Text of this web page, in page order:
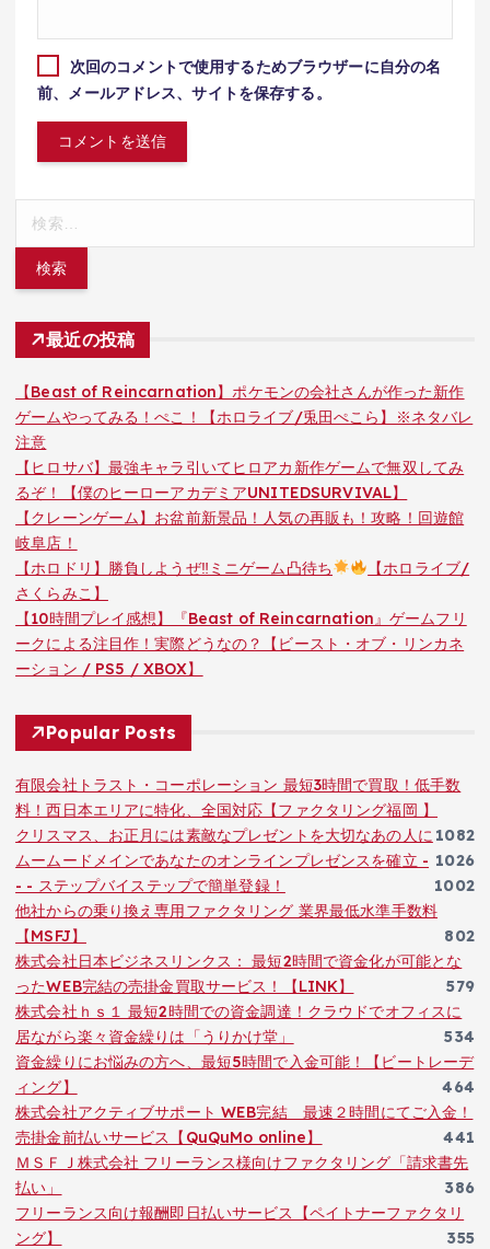
次回のコメントで使用するためブラウザーに自分の名
前、メールアドレス、サイトを保存する。
最近の投稿
【Beast of Reincarnation】ポケモンの会社さんが作った新作
ゲームやってみる！ぺこ！【ホロライブ/兎田ぺこら】※ネタバレ
注意
【ヒロサバ】最強キャラ引いてヒロアカ新作ゲームで無双してみ
るぞ！【僕のヒーローアカデミアUNITEDSURVIVAL】
【クレーンゲーム】お盆前新景品！人気の再販も！攻略！回遊館
岐阜店！
【ホロドリ】勝負しようぜ‼ミニゲーム凸待ち
【ホロライブ/
さくらみこ】
【10時間プレイ感想】『Beast of Reincarnation』ゲームフリ
ークによる注目作！実際どうなの？【ビースト・オブ・リンカネ
ーション / PS5 / XBOX】
Popular Posts
有限会社トラスト・コーポレーション 最短3時間で買取！低手数
料！西日本エリアに特化、全国対応【ファクタリング福岡 】
1082
クリスマス、お正月には素敵なプレゼントを大切なあの人に
1026
ムームードメインであなたのオンラインプレゼンスを確立 -
- - ステップバイステップで簡単登録！
1002
他社からの乗り換え専用ファクタリング 業界最低水準手数料
【MSFJ】
802
株式会社日本ビジネスリンクス： 最短2時間で資金化が可能とな
ったWEB完結の売掛金買取サービス！【LINK】
579
株式会社ｈｓ１ 最短2時間での資金調達！クラウドでオフィスに
居ながら楽々資金繰りは「うりかけ堂」
534
資金繰りにお悩みの方へ、最短5時間で入金可能！【ビートレーデ
ィング】
464
株式会社アクティブサポート WEB完結 最速２時間にてご入金！
売掛金前払いサービス【QuQuMo online】
441
ＭＳＦＪ株式会社 フリーランス様向けファクタリング「請求書先
払い」
386
フリーランス向け報酬即日払いサービス【ペイトナーファクタリ
ング】
355